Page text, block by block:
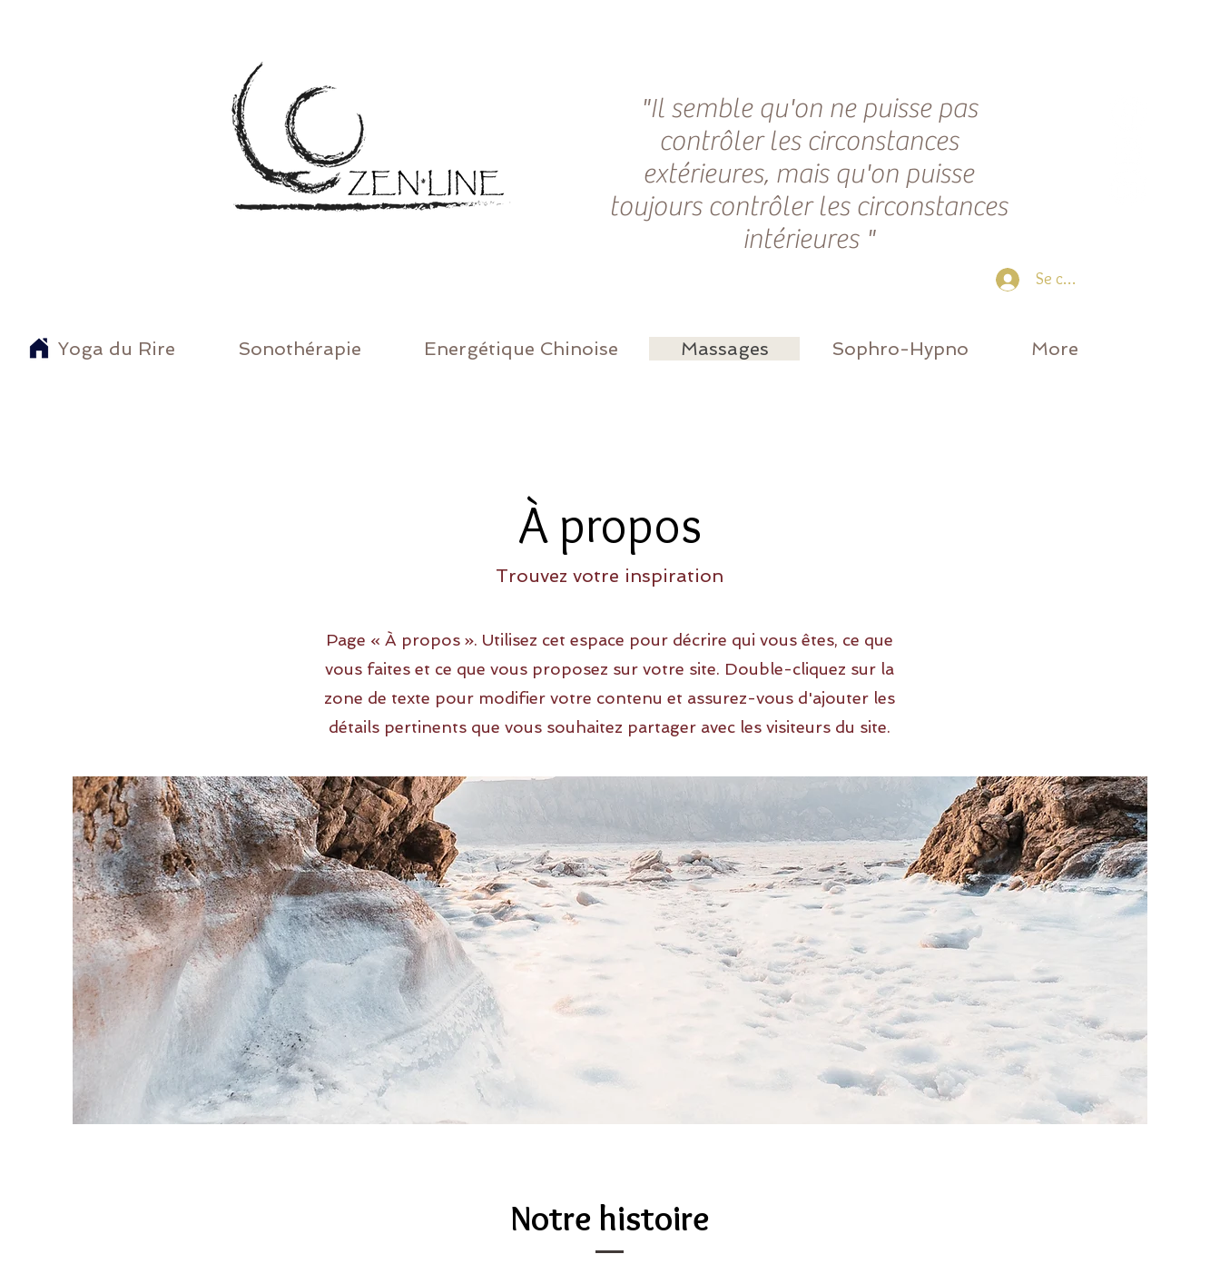
"Il semble qu'on ne puisse pas
contrôler les circonstances
extérieures, mais qu'on puisse
toujours contrôler les circonstances
intérieures "
Se connecter
Yoga du Rire Sonothérapie Energétique Chinoise Massages Sophro-Hypno More
À propos
Trouvez votre inspiration
Page « À propos ». Utilisez cet espace pour décrire qui vous êtes, ce que
vous faites et ce que vous proposez sur votre site. Double-cliquez sur la
zone de texte pour modifier votre contenu et assurez-vous d'ajouter les
détails pertinents que vous souhaitez partager avec les visiteurs du site.
Notre histoire